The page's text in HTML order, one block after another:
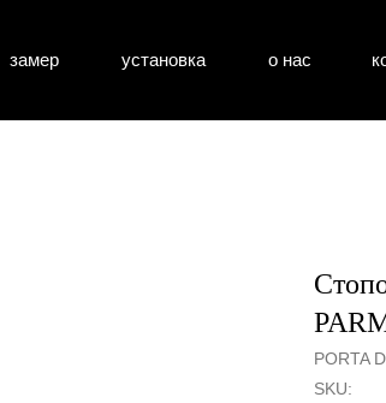
о нас
установка
замер
PORTA
SKU: